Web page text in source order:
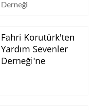
Derneği
Fahri Korutürk'ten
Yardım Sevenler
Derneği'ne